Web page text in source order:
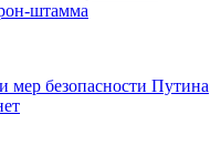
штамма
мер безопасности Путина